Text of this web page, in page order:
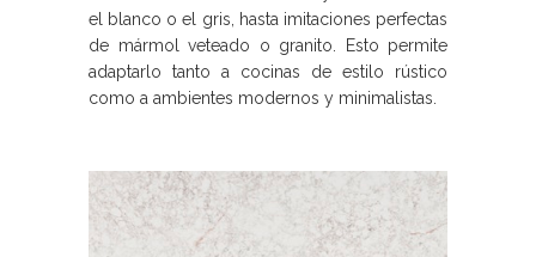
el blanco o el gris, hasta imitaciones perfectas
de mármol veteado o granito. Esto permite
adaptarlo tanto a cocinas de estilo rústico
como a ambientes modernos y minimalistas.